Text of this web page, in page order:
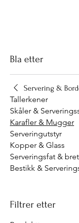
Bla etter
Servering &
Tallerkener
Skåler &
Karafler & Mugger
Serveringutstyr
Kopper & Glass
Serveringsfat &
Bestikk &
Filtrer etter